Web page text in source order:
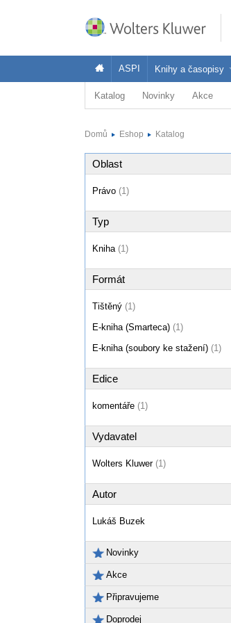
ASPI Knihy a časopisy
Knihy
Katalog Novinky Akce
Domů Eshop Katalog
Oblast
Právo (1)
Typ
Kniha (1)
Formát
Tištěný (1)
E-kniha (Smarteca) (1)
E-kniha (soubory ke stažení) (1)
Edice
komentáře (1)
Vydavatel
Wolters Kluwer (1)
Autor
Lukáš Buzek
Novinky
Akce
Připravujeme
Doprodej